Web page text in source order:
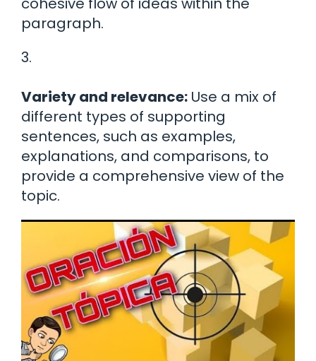
paragraph.
3.
Variety and relevance: Use a mix of
different types of supporting
sentences, such as examples,
explanations, and comparisons, to
provide a comprehensive view of the
topic.